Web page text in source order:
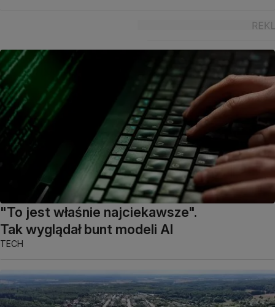
"To jest właśnie najciekawsze".
Tak wyglądał bunt modeli AI
TECH